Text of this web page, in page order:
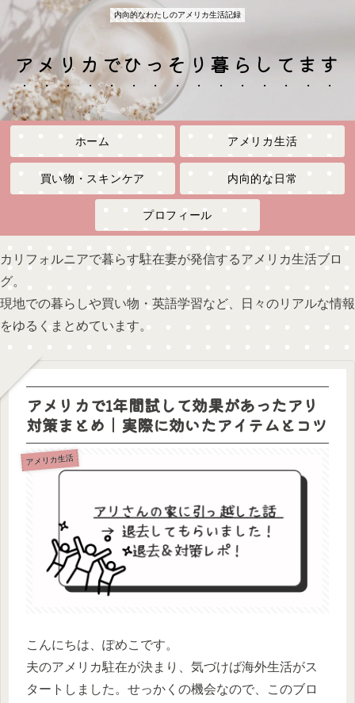
内向的なわたしのアメリカ生活記録
アメリカでひっそり暮らしてます
ホーム アメリカ生活
買い物・スキンケア 内向的な日常
プロフィール
カリフォルニアで暮らす駐在妻が発信するアメリカ生活ブロ
グ。
現地での暮らしや買い物・英語学習など、日々のリアルな情報
をゆるくまとめています。
アメリカで1年間試して効果があったアリ
対策まとめ｜実際に効いたアイテムとコツ
アメリカ生活
こんにちは、ぽめこです。
夫のアメリカ駐在が決まり、気づけば海外生活がス
タートしました。せっかくの機会なので、このブロ